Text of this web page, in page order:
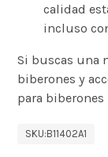
calidad
incluso
Si buscas una
biberones y
para
SKU:B11402A1